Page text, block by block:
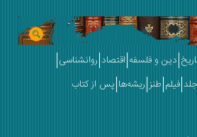
و فلسفه اقتصاد روانشناسی
طنز ریشه‌ها پس از کتاب